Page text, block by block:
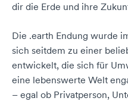
dir die Erde und ihre
Die .earth Endung wurde
sich seitdem zu einer
entwickelt, die sich für
eine lebenswerte Welt
– egal ob Privatperson,